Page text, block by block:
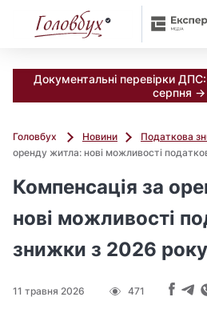
Документальні перевірки
серпня →
Головбух Новини Податкова
оренду житла: нові можливості
Компенсація за
нові можливості
знижки з 2026 року
11 травня 2026 471